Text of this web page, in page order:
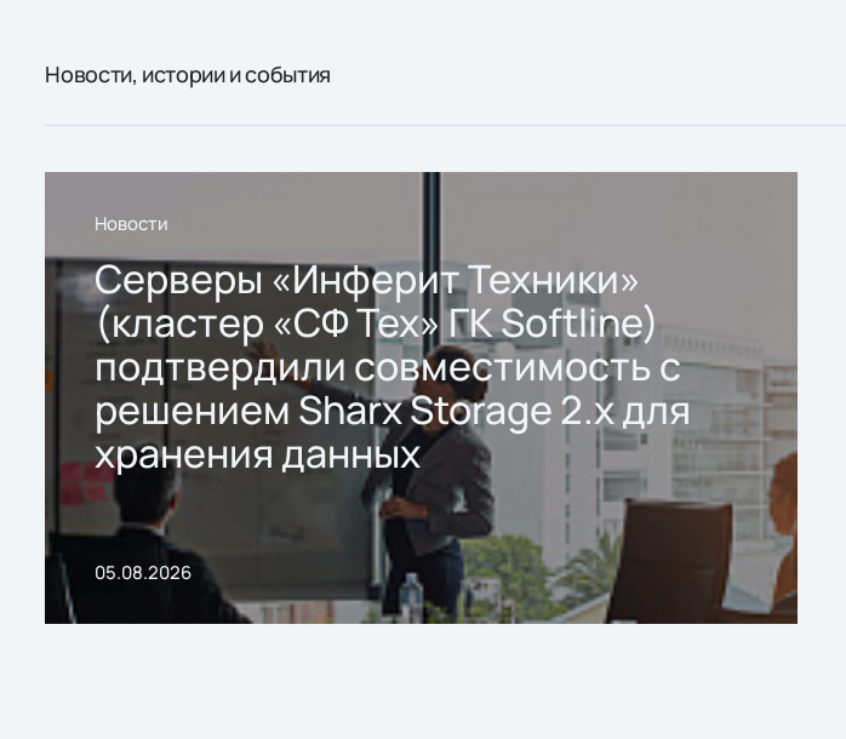
Новости, истории и события
Новости
Серверы «Инферит Техники»
(кластер «СФ Тех» ГК Softline)
подтвердили совместимость с
решением Sharx Storage 2.x для
хранения данных
05.08.2026